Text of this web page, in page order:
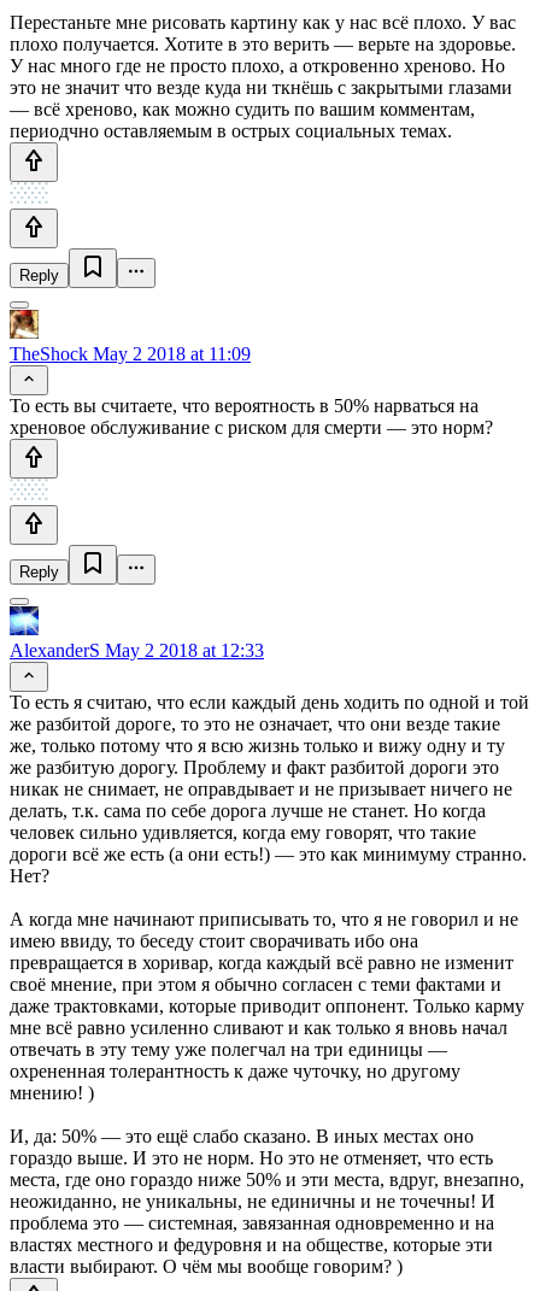
Перестаньте мне рисовать картину как у нас всё плохо. У вас
плохо получается. Хотите в это верить — верьте на здоровье.
У нас много где не просто плохо, а откровенно хреново. Но
это не значит что везде куда ни ткнёшь с закрытыми глазами
— всё хреново, как можно судить по вашим комментам,
периодчно оставляемым в острых социальных темах.
Reply
TheShock May 2 2018 at 11:09
То есть вы считаете, что вероятность в 50% нарваться на
хреновое обслуживание с риском для смерти — это норм?
Reply
AlexanderS May 2 2018 at 12:33
То есть я считаю, что если каждый день ходить по одной и той
же разбитой дороге, то это не означает, что они везде такие
же, только потому что я всю жизнь только и вижу одну и ту
же разбитую дорогу. Проблему и факт разбитой дороги это
никак не снимает, не оправдывает и не призывает ничего не
делать, т.к. сама по себе дорога лучше не станет. Но когда
человек сильно удивляется, когда ему говорят, что такие
дороги всё же есть (а они есть!) — это как минимуму странно.
Нет?
А когда мне начинают приписывать то, что я не говорил и не
имею ввиду, то беседу стоит сворачивать ибо она
превращается в хоривар, когда каждый всё равно не изменит
своё мнение, при этом я обычно согласен с теми фактами и
даже трактовками, которые приводит оппонент. Только карму
мне всё равно усиленно сливают и как только я вновь начал
отвечать в эту тему уже полегчал на три единицы —
охрененная толерантность к даже чуточку, но другому
мнению! )
И, да: 50% — это ещё слабо сказано. В иных местах оно
гораздо выше. И это не норм. Но это не отменяет, что есть
места, где оно гораздо ниже 50% и эти места, вдруг, внезапно,
неожиданно, не уникальны, не единичны и не точечны! И
проблема это — системная, завязанная одновременно и на
властях местного и федуровня и на обществе, которые эти
власти выбирают. О чём мы вообще говорим? )